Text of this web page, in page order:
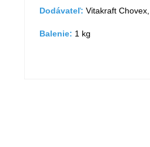
Dodávateľ: Vitakraft
Balenie: 1 kg